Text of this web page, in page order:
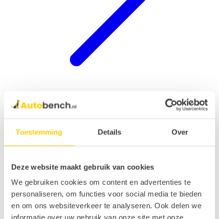
Toestemming Details Over
Deze website maakt gebruik van cookies
We gebruiken cookies om content en advertenties te
personaliseren, om functies voor social media te bieden
en om ons websiteverkeer te analyseren. Ook delen we
informatie over uw gebruik van onze site met onze
Hondenrek auto